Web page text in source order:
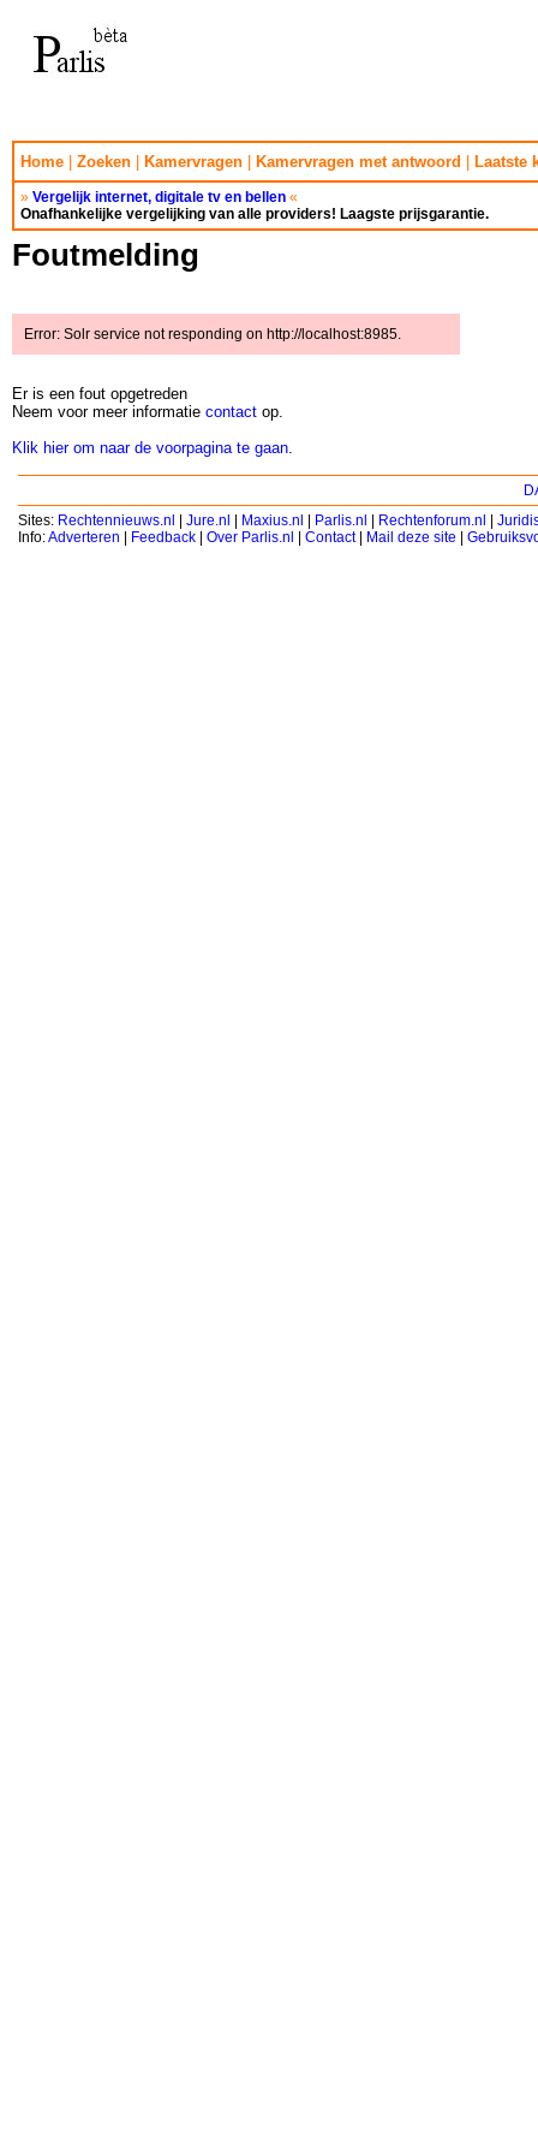
Home Zoeken Kamervragen Kamervragen met antwoord Laatste
» Vergelijk internet, digitale tv en bellen «
Onafhankelijke vergelijking van alle providers! Laagste prijsgarantie.
Foutmelding
Error: Solr service not responding on http://localhost:8985.
Er is een fout opgetreden
Neem voor meer informatie contact op.
Klik hier om naar de voorpagina te gaan
Sites: Rechtennieuws.nl | Jure.nl | Maxius.nl | Parlis.nl | Rechtenforum.nl |
Info:Adverteren | Feedback | Over Parlis.nl | Contact| Mail deze site |